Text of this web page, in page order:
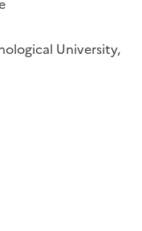
University,